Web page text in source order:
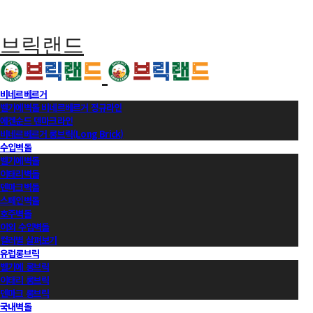
브릭랜드
비네르베르거
벨기에벽돌 비네르베르거 정규라인
에겐순드 덴마크라인
비네르베르거 롱브릭(Long Brick)
수입벽돌
벨기에벽돌
이태리벽돌
덴마크벽돌
스페인벽돌
호주벽돌
이외 수입벽돌
컬러별 살펴보기
유럽롱브릭
벨기에 롱브릭
이태리 롱브릭
덴마크 롱브릭
국내벽돌